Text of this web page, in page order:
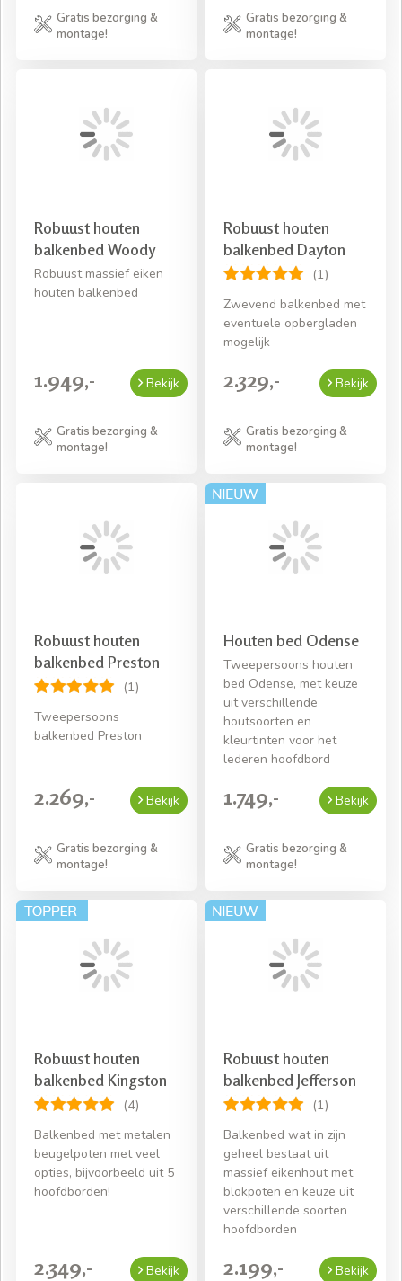
Gratis bezorging &
montage!
Gratis bezorging &
montage!
Robuust houten
balkenbed Woody
Robuust massief eiken
houten balkenbed
1.949,- Bekijk
Gratis bezorging &
montage!
Robuust houten
balkenbed Dayton
(1)
Zwevend balkenbed met
eventuele opbergladen
mogelijk
2.329,- Bekijk
Gratis bezorging &
montage!
Robuust houten
balkenbed Preston
(1)
Tweepersoons
balkenbed Preston
2.269,- Bekijk
Gratis bezorging &
montage!
Houten bed Odense
Tweepersoons houten
bed Odense, met keuze
uit verschillende
houtsoorten en
kleurtinten voor het
lederen hoofdbord
1.749,- Bekijk
Gratis bezorging &
montage!
Robuust houten
balkenbed Kingston
(4)
Balkenbed met metalen
beugelpoten met veel
opties, bijvoorbeeld uit 5
hoofdborden!
2.349,- Bekijk
Robuust houten
balkenbed Jefferson
(1)
Balkenbed wat in zijn
geheel bestaat uit
massief eikenhout met
blokpoten en keuze uit
verschillende soorten
hoofdborden
2.199,- Bekijk